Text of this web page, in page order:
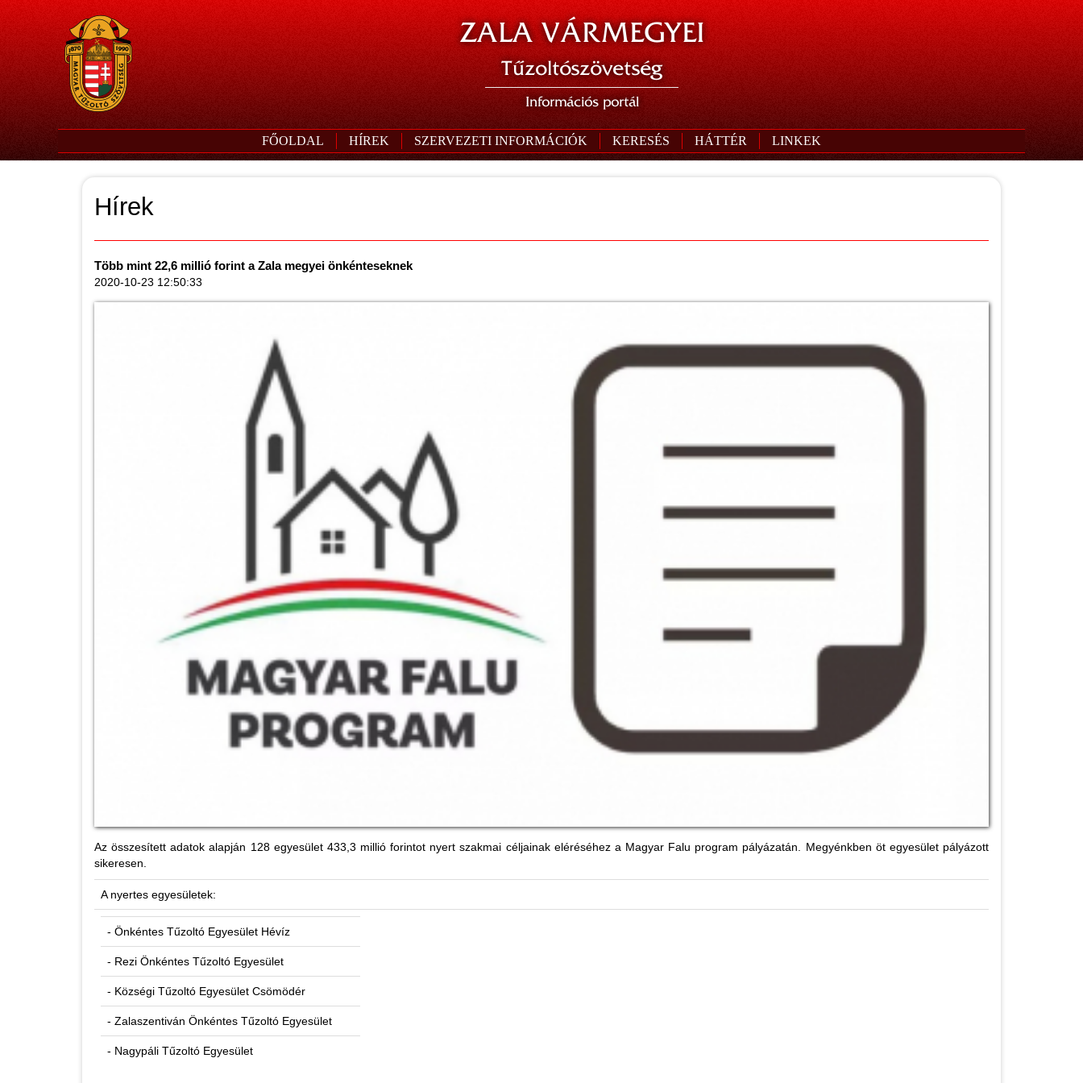
ZALA VÁRMEGYEI
Tűzoltószövetség
Információs portál
FŐOLDAL HÍREK SZERVEZETI INFORMÁCIÓK KERESÉS HÁTTÉR LINKEK
Hírek
Több mint 22,6 millió forint a Zala megyei önkénteseknek
2020-10-23 12:50:33
Az összesített adatok alapján 128 egyesület 433,3 millió forintot nyert szakmai céljainak eléréséhez a Magyar Falu program pályázatán. Megyénkben öt egyesület pályázott
sikeresen.
A nyertes egyesületek:
- Önkéntes Tűzoltó Egyesület Hévíz
- Rezi Önkéntes Tűzoltó Egyesület
- Községi Tűzoltó Egyesület Csömödér
- Zalaszentiván Önkéntes Tűzoltó Egyesület
- Nagypáli Tűzoltó Egyesület